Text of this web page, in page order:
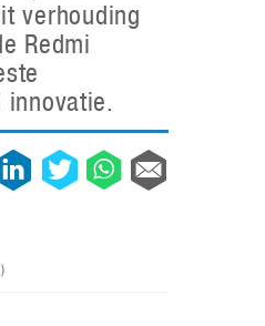
verhouding
Redmi
innovatie.